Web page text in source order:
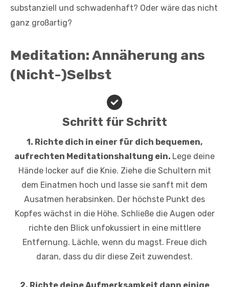
substanziell und schwadenhaft? Oder wäre das nicht
ganz großartig?
Meditation: Annäherung ans
(Nicht-)Selbst
Schritt für Schritt
1. Richte dich in einer für dich bequemen,
aufrechten Meditationshaltung ein. Lege deine
Hände locker auf die Knie. Ziehe die Schultern mit
dem Einatmen hoch und lasse sie sanft mit dem
Ausatmen herabsinken. Der höchste Punkt des
Kopfes wächst in die Höhe. Schließe die Augen oder
richte den Blick unfokussiert in eine mittlere
Entfernung. Lächle, wenn du magst. Freue dich
daran, dass du dir diese Zeit zuwendest.